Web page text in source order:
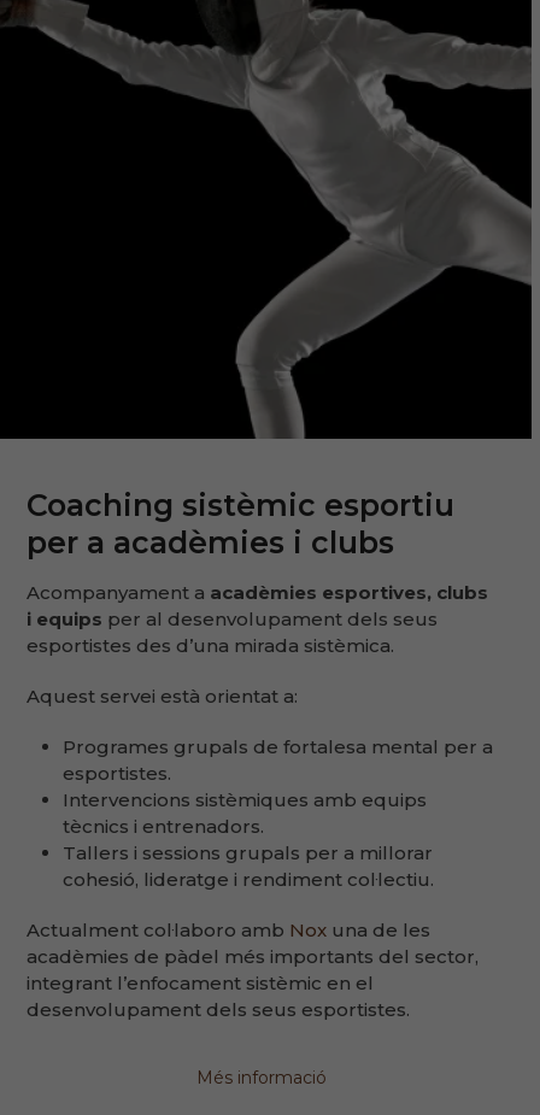
Coaching sistèmic esportiu
per a acadèmies i clubs
Acompanyament a acadèmies esportives, clubs
i equips per al desenvolupament dels seus
esportistes des d’una mirada sistèmica.
Aquest servei està orientat a:
Programes grupals de fortalesa mental per a
esportistes.
Intervencions sistèmiques amb equips
tècnics i entrenadors.
Tallers i sessions grupals per a millorar
cohesió, lideratge i rendiment col·lectiu.
Actualment col·laboro amb Noxuna de les
acadèmies de pàdel més importants del sector,
integrant l’enfocament sistèmic en el
desenvolupament dels seus esportistes.
Més informació